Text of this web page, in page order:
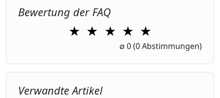
Bewertung der FAQ
★ ★
2 Stars
★
3 Stars
★
4 Stars
★
5 Stars
∅ 0(0 Abstimmungen)
Verwandte Artikel